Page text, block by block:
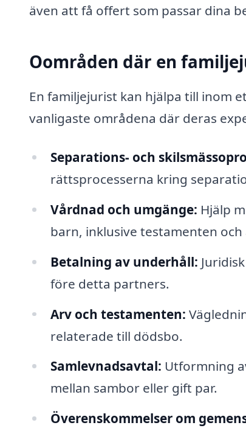
även att få offert som passar dina
Oområden där en
En familjejurist kan hjälpa till inom
vanligaste områdena där deras
Separations- och
rättsprocesserna kring
Vårdnad och umgänge: Hjälp
barn, inklusive testamenten
Betalning av underhåll:
före detta partners.
Arv och testamenten:
relaterade till dödsbo.
Samlevnadsavtal: Utformning
mellan sambor eller gift par.
Överenskommelser om